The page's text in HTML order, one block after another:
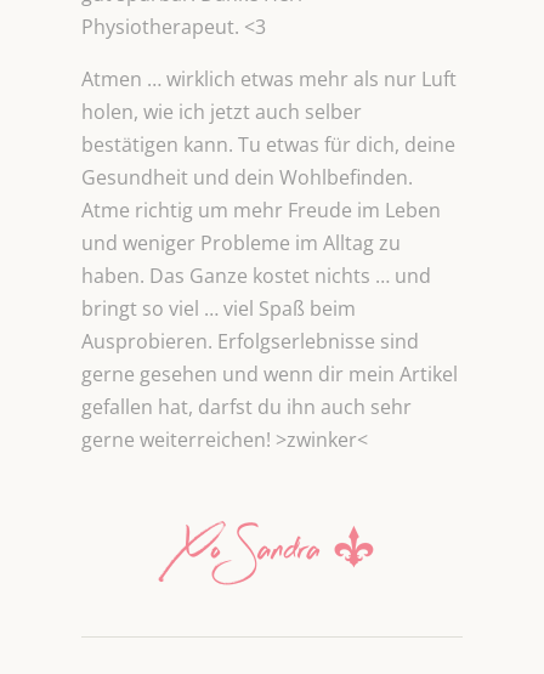
Physiotherapeut. <3
Atmen … wirklich etwas mehr als nur Luft
holen, wie ich jetzt auch selber
bestätigen kann. Tu etwas für dich, deine
Gesundheit und dein Wohlbefinden.
Atme richtig um mehr Freude im Leben
und weniger Probleme im Alltag zu
haben. Das Ganze kostet nichts … und
bringt so viel … viel Spaß beim
Ausprobieren. Erfolgserlebnisse sind
gerne gesehen und wenn dir mein Artikel
gefallen hat, darfst du ihn auch sehr
gerne weiterreichen! >zwinker<